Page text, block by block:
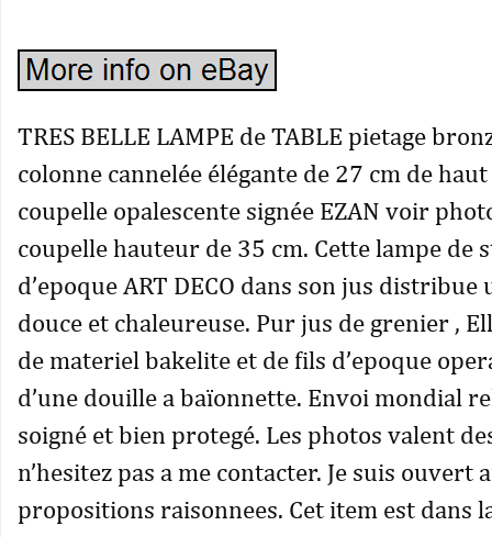
TRES BELLE LAMPE de TABLE pietage
colonne cannelée élégante de 27 cm de haut
coupelle opalescente signée EZAN voir
coupelle hauteur de 35 cm. Cette lampe de
d’epoque ART DECO dans son jus distribue
douce et chaleureuse. Pur jus de grenier ,
de materiel bakelite et de fils d’epoque
d’une douille a baïonnette. Envoi mondial
soigné et bien protegé. Les photos valent
n’hesitez pas a me contacter. Je suis ouvert
propositions raisonnees. Cet item est dans